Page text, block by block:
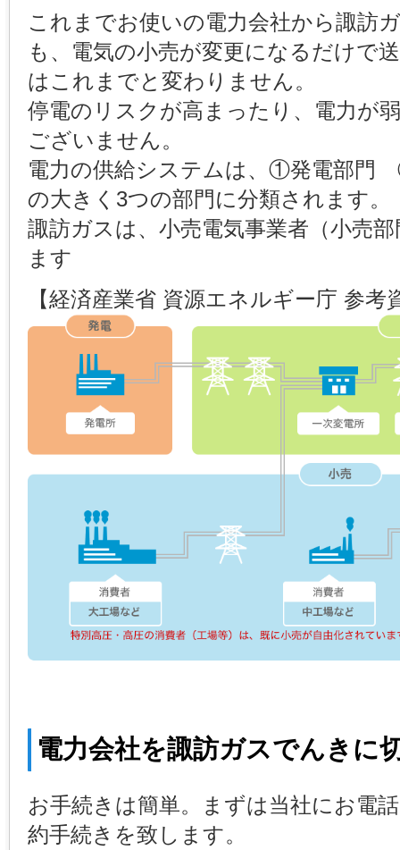
これまでお使いの電力会社から諏訪
も、電気の小売が変更になるだけで
はこれまでと変わりません。
停電のリスクが高まったり、電力が
ございません。
電力の供給システムは、①発電部
の大きく3つの部門に分類されます。
諏訪ガスは、小売電気事業者（小売
ます
【経済産業省 資源エネルギー庁 参考
電力会社を諏訪ガスでんきに
お手続きは簡単。まずは当社にお電
約手続きを致します。